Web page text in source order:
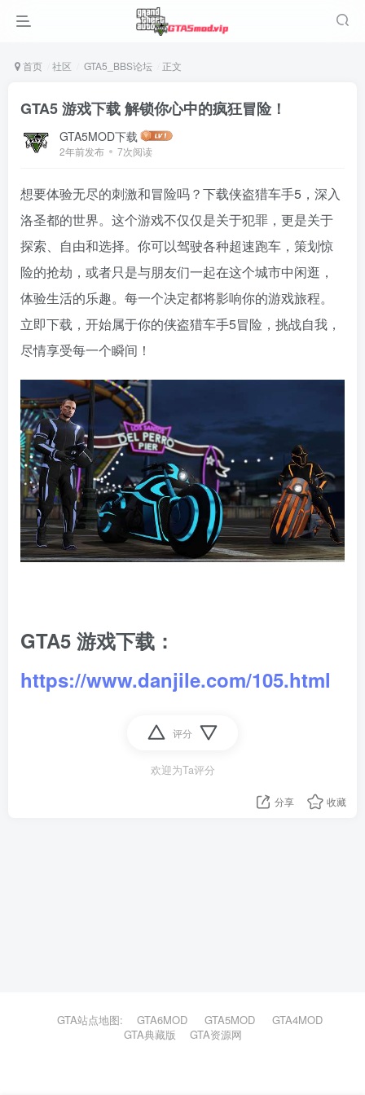
首页 社区 GTA5_BBS论坛 正文
GTA5 游戏下载 解锁你心中的疯狂冒险！
GTA5MOD下载
2年前发布 7次阅读
想要体验无尽的刺激和冒险吗？下载侠盗猎车手5，深入
洛圣都的世界。这个游戏不仅仅是关于犯罪，更是关于
探索、自由和选择。你可以驾驶各种超速跑车，策划惊
险的抢劫，或者只是与朋友们一起在这个城市中闲逛，
体验生活的乐趣。每一个决定都将影响你的游戏旅程。
立即下载，开始属于你的侠盗猎车手5冒险，挑战自我，
尽情享受每一个瞬间！
GTA5 游戏下载：
https://www.danjile.com/105.html
评分
欢迎为Ta评分
分享 收藏
GTA站点地图: GTA6MOD GTA5MOD
GTA4MOD
GTA典藏版
GTA资源网